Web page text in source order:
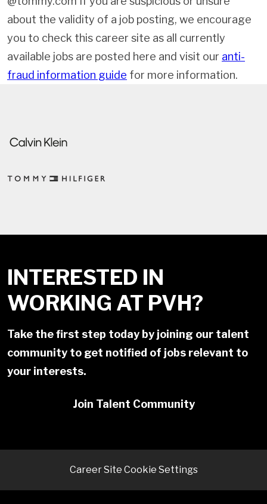
about the validity of a job posting, we encourage
you to check this career site as all currently
available jobs are posted here and visit our anti-
fraud information guide for more information.
INTERESTED IN
WORKING AT PVH?
Take the first step today by joining our talent
community to get notified of jobs relevant to
your interests.
Join Talent Community
Career Site Cookie Settings